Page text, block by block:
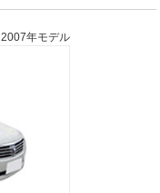
2007年モデル